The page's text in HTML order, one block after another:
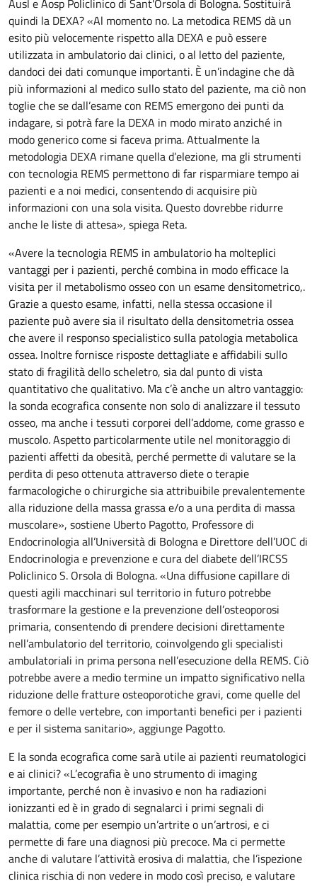
Ausl e Aosp Policlinico di Sant'Orsola di Bologna. Sostituirà
quindi la DEXA? «Al momento no. La metodica REMS dà un
esito più velocemente rispetto alla DEXA e può essere
utilizzata in ambulatorio dai clinici, o al letto del paziente,
dandoci dei dati comunque importanti. È un’indagine che dà
più informazioni al medico sullo stato del paziente, ma ciò non
toglie che se dall’esame con REMS emergono dei punti da
indagare, si potrà fare la DEXA in modo mirato anziché in
modo generico come si faceva prima. Attualmente la
metodologia DEXA rimane quella d’elezione, ma gli strumenti
con tecnologia REMS permettono di far risparmiare tempo ai
pazienti e a noi medici, consentendo di acquisire più
informazioni con una sola visita. Questo dovrebbe ridurre
anche le liste di attesa», spiega Reta.
«Avere la tecnologia REMS in ambulatorio ha molteplici
vantaggi per i pazienti, perché combina in modo efficace la
visita per il metabolismo osseo con un esame densitometrico,.
Grazie a questo esame, infatti, nella stessa occasione il
paziente può avere sia il risultato della densitometria ossea
che avere il responso specialistico sulla patologia metabolica
ossea. Inoltre fornisce risposte dettagliate e affidabili sullo
stato di fragilità dello scheletro, sia dal punto di vista
quantitativo che qualitativo. Ma c’è anche un altro vantaggio:
la sonda ecografica consente non solo di analizzare il tessuto
osseo, ma anche i tessuti corporei dell’addome, come grasso e
muscolo. Aspetto particolarmente utile nel monitoraggio di
pazienti affetti da obesità, perché permette di valutare se la
perdita di peso ottenuta attraverso diete o terapie
farmacologiche o chirurgiche sia attribuibile prevalentemente
alla riduzione della massa grassa e/o a una perdita di massa
muscolare», sostiene Uberto Pagotto, Professore di
Endocrinologia all’Università di Bologna e Direttore dell’UOC di
Endocrinologia e prevenzione e cura del diabete dell’IRCSS
Policlinico S. Orsola di Bologna. «Una diffusione capillare di
questi agili macchinari sul territorio in futuro potrebbe
trasformare la gestione e la prevenzione dell’osteoporosi
primaria, consentendo di prendere decisioni direttamente
nell’ambulatorio del territorio, coinvolgendo gli specialisti
ambulatoriali in prima persona nell’esecuzione della REMS. Ciò
potrebbe avere a medio termine un impatto significativo nella
riduzione delle fratture osteoporotiche gravi, come quelle del
femore o delle vertebre, con importanti benefici per i pazienti
e per il sistema sanitario», aggiunge Pagotto.
E la sonda ecografica come sarà utile ai pazienti reumatologici
e ai clinici? «L’ecografia è uno strumento di imaging
importante, perché non è invasivo e non ha radiazioni
ionizzanti ed è in grado di segnalarci i primi segnali di
malattia, come per esempio un’artrite o un’artrosi, e ci
permette di fare una diagnosi più precoce. Ma ci permette
anche di valutare l’attività erosiva di malattia, che l’ispezione
clinica rischia di non vedere in modo così preciso, e valutare